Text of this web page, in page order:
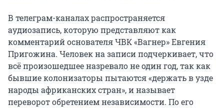
В телеграм-каналах распространяется
аудиозапись, которую представляют как
комментарий основателя ЧВК «Вагнер» Евгения
Пригожина. Человек на записи подчеркивает, что
всё произошедшее назревало не один год, так как
бывшие колонизаторы пытаются «держать в узде
народы африканских стран», и называет
переворот обретением независимости. По его